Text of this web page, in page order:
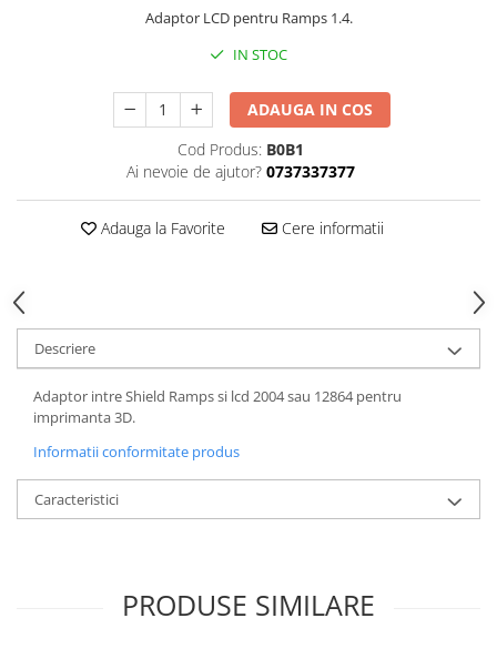
Adaptor LCD pentru Ramps 1.4.
IN STOC
ADAUGA IN COS
Cod Produs: B0B1
Ai nevoie de ajutor? 0737337377
Adauga la Favorite Cere informatii
Descriere
Adaptor intre Shield Ramps si lcd 2004 sau 12864 pentru
imprimanta 3D.
Informatii conformitate produs
Caracteristici
PRODUSE SIMILARE